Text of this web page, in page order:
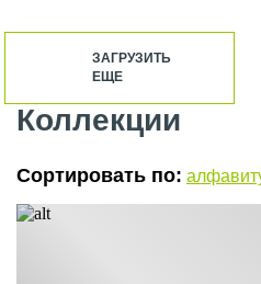
АКСЕССУАРЫ ДЛЯ
БИДЕ GESSI
ВАННЫ GESSI
ЗАГРУЗИТЬ
ЕЩЕ
Коллекции
Сортировать по: